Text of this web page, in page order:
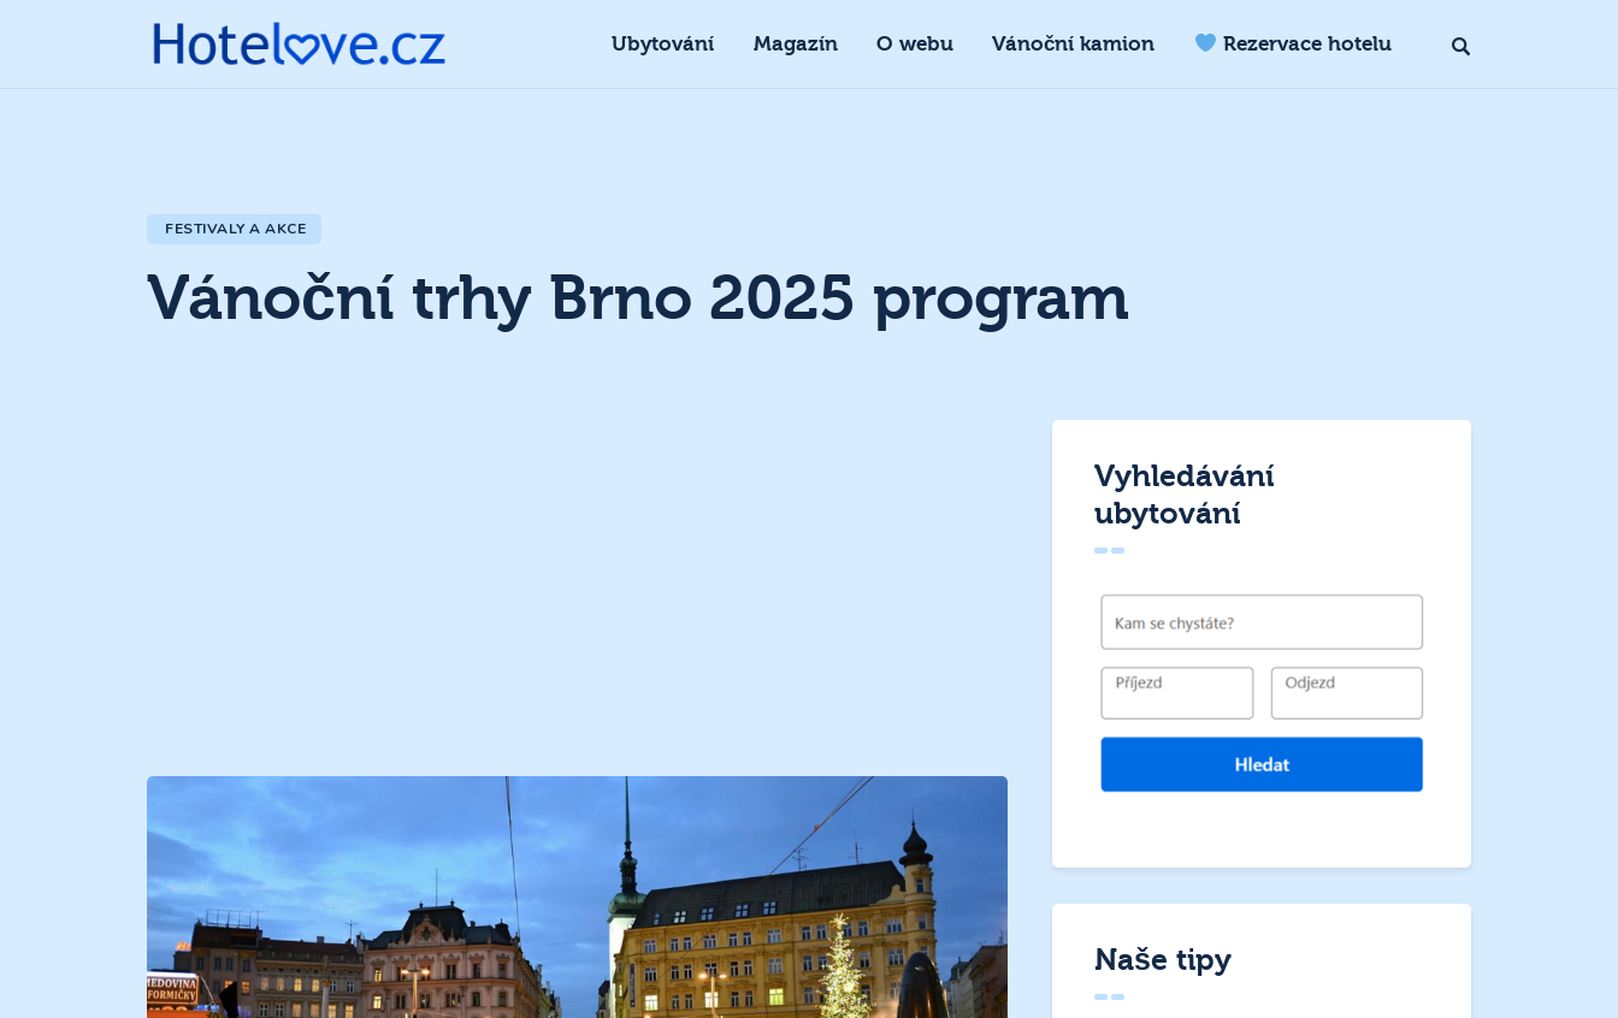
Ubytování Magazín O webu Vánoční kamion Rezervace hotelu
FESTIVALY A AKCE
Vánoční trhy Brno 2025 program
Vyhledávání
ubytování
Naše tipy